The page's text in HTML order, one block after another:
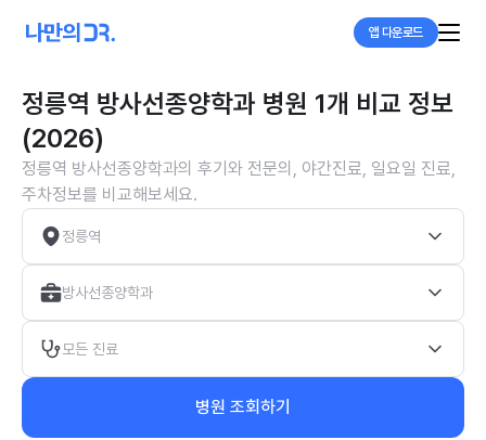
앱 다운로드
정릉역 방사선종양학과 병원 1개 비교 정보
(2026)
정릉역 방사선종양학과의 후기와 전문의, 야간진료, 일요일 진료,
주차정보를 비교해보세요.
정릉역
방사선종양학과
모든 진료
병원 조회하기